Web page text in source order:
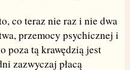
co teraz nie raz i nie dwa
przemocy psychicznej i
poza tą krawędzią jest
zazwyczaj płacą